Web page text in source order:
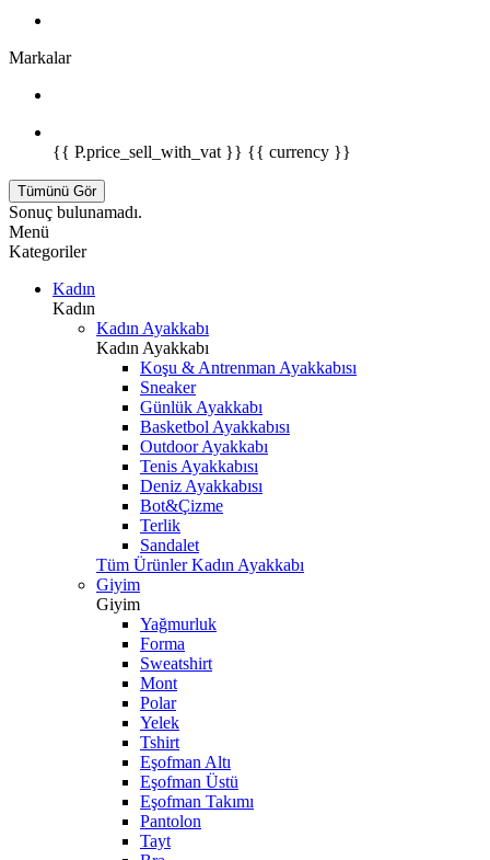
Markalar
{{ P.price_sell_with_vat }} {{ currency }}
Tümünü Gör
Sonuç bulunamadı.
Menü
Kategoriler
Kadın
Kadın
Kadın Ayakkabı
Kadın Ayakkabı
Koşu & Antrenman Ayakkabısı
Sneaker
Günlük Ayakkabı
Basketbol Ayakkabısı
Outdoor Ayakkabı
Tenis Ayakkabısı
Deniz Ayakkabısı
Bot&Çizme
Terlik
Sandalet
Tüm Ürünler Kadın Ayakkabı
Giyim
Giyim
Yağmurluk
Forma
Sweatshirt
Mont
Polar
Yelek
Tshirt
Eşofman Altı
Eşofman Üstü
Eşofman Takımı
Pantolon
Tayt